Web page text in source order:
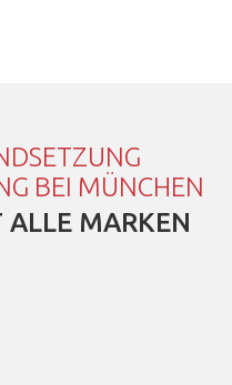
BEI MÜNCHEN
ALLE MARKEN